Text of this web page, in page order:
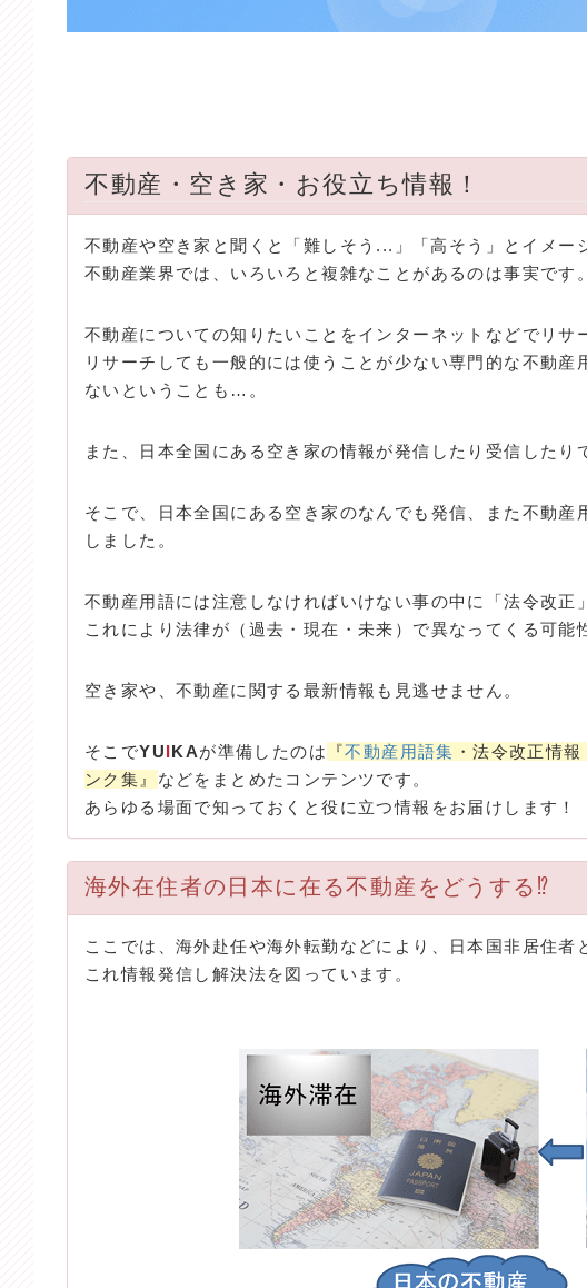
不動産・空き家・お役立ち情報！
不動産や空き家と聞くと「難しそう...」「高そう」とイメー
不動産業界では、いろいろと複雑なことがあるのは事実です。
不動産についての知りたいことをインターネットなどでリサ
リサーチしても一般的には使うことが少ない専門的な不動
ないということも…。
また、日本全国にある空き家の情報が発信したり受信したり
そこで、日本全国にある空き家のなんでも発信、また不動
しました。
不動産用語には注意しなければいけない事の中に「法令改正
これにより法律が（過去・現在・未来）で異なってくる可能
空き家や、不動産に関する最新情報も見逃せません。
そこでYUIKAが準備したのは 『不動産用語集 ・法令改正情
ンク集』 などをまとめたコンテンツです。
あらゆる場面で知っておくと役に立つ情報をお届けします！
海外在住者の日本に在る不動産をどうする⁉
ここでは、海外赴任や海外転勤などにより、日本国非居住
これ情報発信し解決法を図っています。